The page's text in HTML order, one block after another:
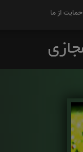
حمایت از ما